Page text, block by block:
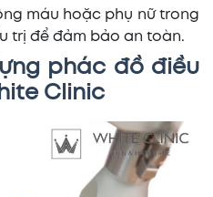
máu hoặc phụ nữ trong
trị để đảm bảo an toàn.
phác đồ điều
Clinic